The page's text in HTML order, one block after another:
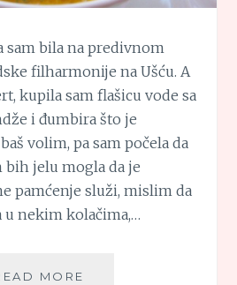
sam bila na predivnom
filharmonije na Ušću. A
kupila sam flašicu vode sa
i đumbira što je
volim, pa sam počela da
jelu mogla da je
pamćenje služi, mislim da
u nekim kolačima,…
MORE